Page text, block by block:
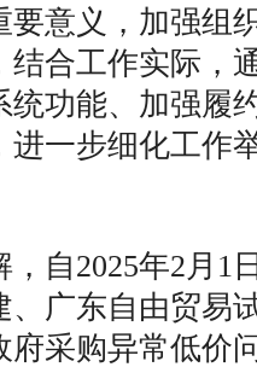
要意义，加强组
结合工作实际，
统功能、加强履
进一步细化工作
，自2025年2月1
、广东自由贸易
府采购异常低价